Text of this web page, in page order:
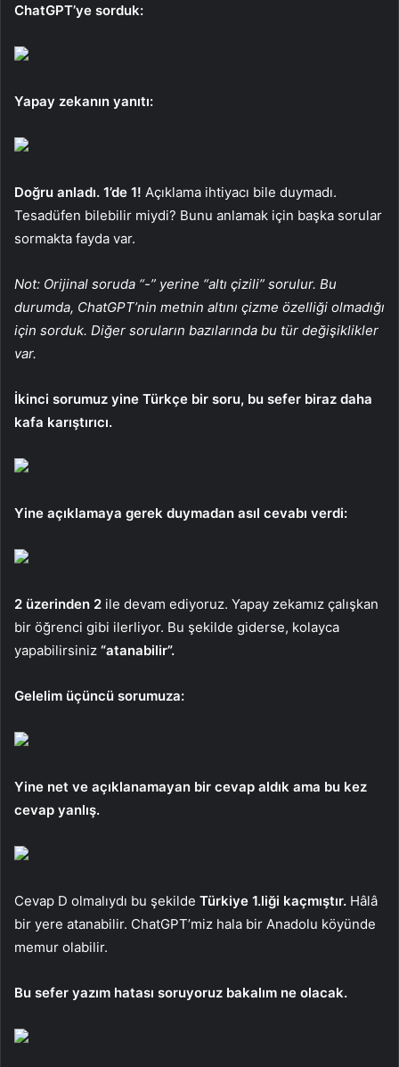
ChatGPT’ye sorduk:
Yapay zekanın yanıtı:
Doğru anladı. 1’de 1! Açıklama ihtiyacı bile duymadı.
Tesadüfen bilebilir miydi? Bunu anlamak için başka sorular
sormakta fayda var.
Not: Orijinal soruda “-” yerine “altı çizili” sorulur. Bu
durumda, ChatGPT’nin metnin altını çizme özelliği olmadığı
için sorduk. Diğer soruların bazılarında bu tür değişiklikler
var.
İkinci sorumuz yine Türkçe bir soru, bu sefer biraz daha
kafa karıştırıcı.
Yine açıklamaya gerek duymadan asıl cevabı verdi:
2 üzerinden 2 ile devam ediyoruz. Yapay zekamız çalışkan
bir öğrenci gibi ilerliyor. Bu şekilde giderse, kolayca
yapabilirsiniz “atanabilir”.
Gelelim üçüncü sorumuza:
Yine net ve açıklanamayan bir cevap aldık ama bu kez
cevap yanlış.
Cevap D olmalıydı bu şekilde Türkiye 1.liği kaçmıştır. Hâlâ
bir yere atanabilir. ChatGPT’miz hala bir Anadolu köyünde
memur olabilir.
Bu sefer yazım hatası soruyoruz bakalım ne olacak.